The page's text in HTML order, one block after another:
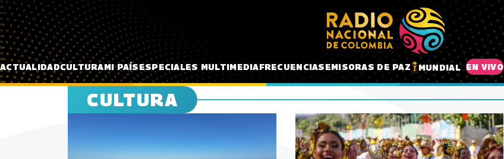
Pasar al contenido principal
ACTUALIDADCULTURAMI PAÍSESPECIALES MULTIMEDIAFRECUENCIASEMISORAS DE PAZ MUNDIAL EN VIVO
CULTURA